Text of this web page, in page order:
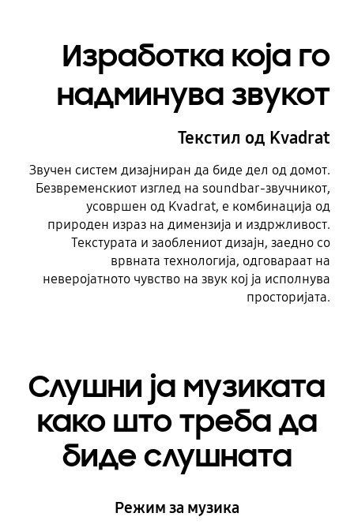
Изработка која го
надминува звукот
Текстил од Kvadrat
Звучен систем дизајниран да биде дел од домот.
Безвременскиот изглед на soundbar-звучникот,
усовршен од Kvadrat, е комбинација од
природен израз на димензија и издржливост.
Текстурата и заоблениот дизајн, заедно со
врвната технологија, одговараат на
неверојатното чувство на звук кој ја исполнува
просторијата.
Слушни ја музиката
како што треба да
биде слушната
Режим за музика